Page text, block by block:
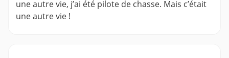
une autre vie, j’ai été pilote de chasse. Mais c’était
une autre vie !